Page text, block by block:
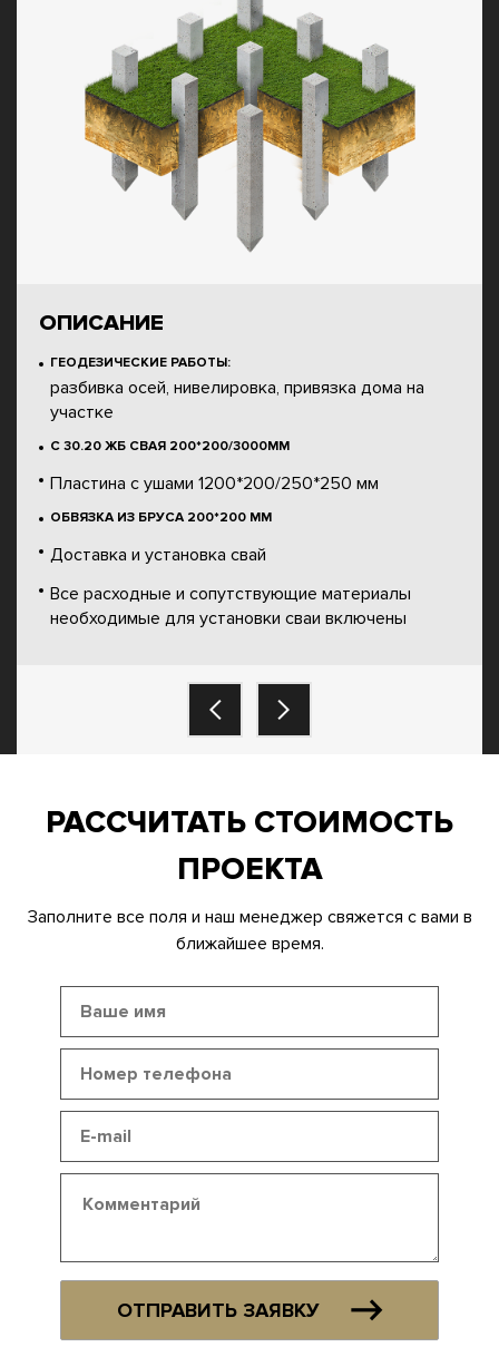
ОПИСАНИЕ
ГЕОДЕЗИЧЕСКИЕ РАБОТЫ:
разбивка осей, нивелировка, привязка дома на
участке
С 30.20 ЖБ СВАЯ 200*200/3000ММ
Пластина с ушами 1200*200/250*250 мм
ОБВЯЗКА ИЗ БРУСА 200*200 ММ
Доставка и установка свай
Все расходные и сопутствующие материалы
необходимые для установки сваи включены
РАССЧИТАТЬ СТОИМОСТЬ
ПРОЕКТА
Заполните все поля и наш менеджер свяжется с вами в
ближайшее время.
ОТПРАВИТЬ ЗАЯВКУ